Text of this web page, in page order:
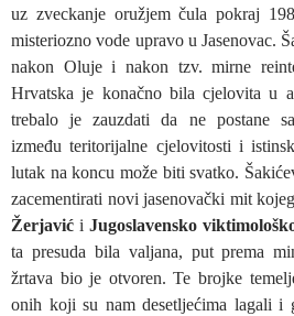
uz zveckanje oružjem čula pokraj
misteriozno vode upravo u Jasenovac.
nakon Oluje i nakon tzv. mirne
Hrvatska je konačno bila cjelovita u
trebalo je zauzdati da ne postane
između teritorijalne cjelovitosti i
lutak na koncu može biti svatko.
zacementirati novi jasenovački mit
Žerjavić i Jugoslavensko
ta presuda bila valjana, put prema
žrtava bio je otvoren. Te brojke
onih koji su nam desetljećima lagali i